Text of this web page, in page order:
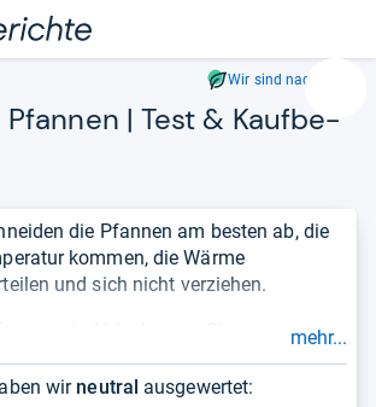
Geben
Zeichen
und
Wir sind nachhaltig
| Test & Kauf­be­
die Pfannen am besten ab, die
kommen, die Wärme
und sich nicht verziehen.
möchten, denn durch den
mehr...
wir neutral ausgewertet: